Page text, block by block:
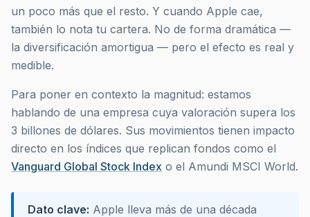
un poco más que el resto. Y cuando Apple cae,
también lo nota tu cartera. No de forma dramática —
la diversificación amortigua — pero el efecto es real y
medible.
Para poner en contexto la magnitud: estamos
hablando de una empresa cuya valoración supera los
3 billones de dólares. Sus movimientos tienen impacto
directo en los índices que replican fondos como el
Vanguard Global Stock Index o el Amundi MSCI World.
Dato clave: Apple lleva más de una década